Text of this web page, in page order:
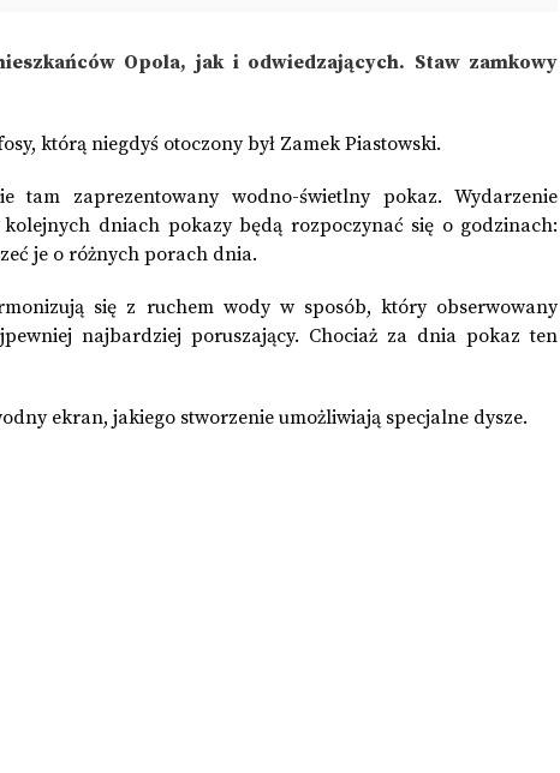
Opola, jak i odwiedzających. Staw zamkowy
którą niegdyś otoczony był Zamek Piastowski.
tam zaprezentowany wodno-świetlny pokaz. Wydarzenie
dniach pokazy będą rozpoczynać się o godzinach:
je o różnych porach dnia.
się z ruchem wody w sposób, który obserwowany
najbardziej poruszający. Chociaż za dnia pokaz ten
ekran, jakiego stworzenie umożliwiają specjalne dysze.